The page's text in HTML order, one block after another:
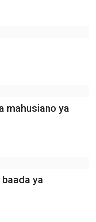
mahusiano ya
ya